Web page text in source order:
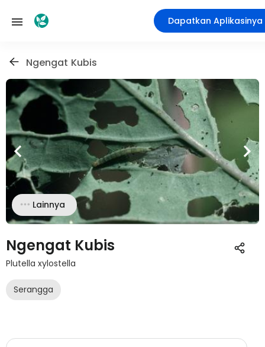
Dapatkan Aplikasinya
Ngengat Kubis
Lainnya
Ngengat Kubis
Plutella xylostella
Serangga